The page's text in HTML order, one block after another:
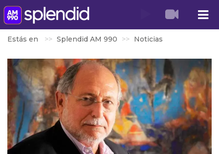
Estás en Splendid AM 990 Noticias